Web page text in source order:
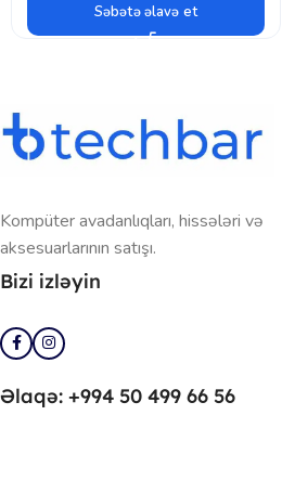
Səbətə əlavə et
Kompüter avadanlıqları, hissələri və
aksesuarlarının satışı.
Bizi izləyin
Əlaqə: +994 50 499 66 56